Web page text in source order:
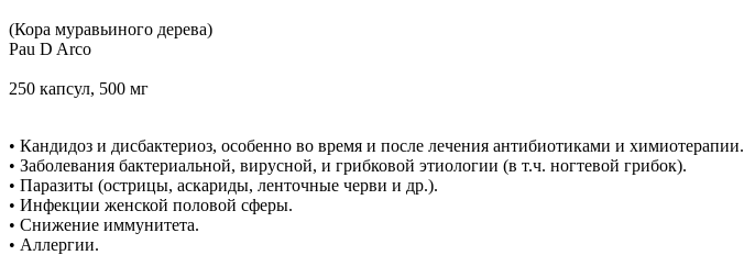
(Кора муравьиного дерева)
Pau D Arco
250 капсул, 500 мг
• Кандидоз и дисбактериоз, особенно во время и после лечения антибиотиками и химиотерапии.
• Заболевания бактериальной, вирусной, и грибковой этиологии (в т.ч. ногтевой грибок).
• Паразиты (острицы, аскариды, ленточные черви и др.).
• Инфекции женской половой сферы.
• Снижение иммунитета.
• Аллергии.